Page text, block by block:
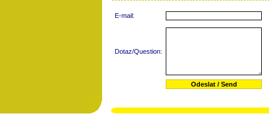
E-mail:
Dotaz/Question: